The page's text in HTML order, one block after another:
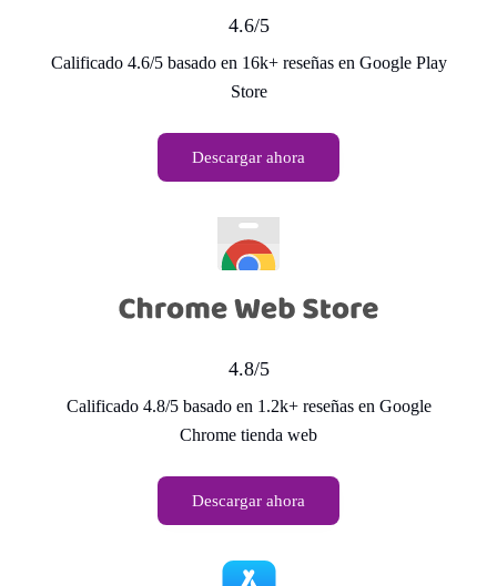
4.6/5
Calificado 4.6/5 basado en 16k+ reseñas en Google Play
Store
Descargar ahora
4.8/5
Calificado 4.8/5 basado en 1.2k+ reseñas en Google
Chrome tienda web
Descargar ahora